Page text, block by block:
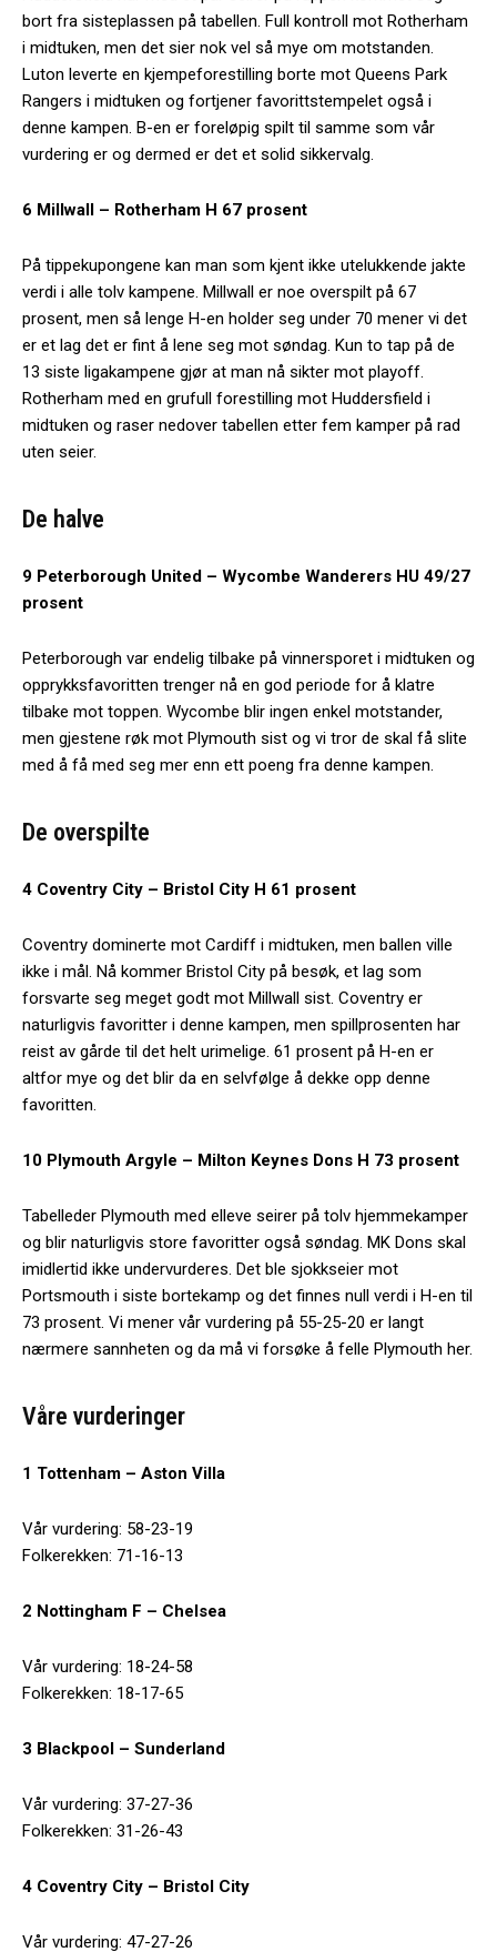
bort fra sisteplassen på tabellen. Full kontroll mot Rotherham
i midtuken, men det sier nok vel så mye om motstanden.
Luton leverte en kjempeforestilling borte mot Queens Park
Rangers i midtuken og fortjener favorittstempelet også i
denne kampen. B-en er foreløpig spilt til samme som vår
vurdering er og dermed er det et solid sikkervalg.
6 Millwall – Rotherham H 67 prosent
På tippekupongene kan man som kjent ikke utelukkende jakte
verdi i alle tolv kampene. Millwall er noe overspilt på 67
prosent, men så lenge H-en holder seg under 70 mener vi det
er et lag det er fint å lene seg mot søndag. Kun to tap på de
13 siste ligakampene gjør at man nå sikter mot playoff.
Rotherham med en grufull forestilling mot Huddersfield i
midtuken og raser nedover tabellen etter fem kamper på rad
uten seier.
De halve
9 Peterborough United – Wycombe Wanderers HU 49/27
prosent
Peterborough var endelig tilbake på vinnersporet i midtuken og
opprykksfavoritten trenger nå en god periode for å klatre
tilbake mot toppen. Wycombe blir ingen enkel motstander,
men gjestene røk mot Plymouth sist og vi tror de skal få slite
med å få med seg mer enn ett poeng fra denne kampen.
De overspilte
4 Coventry City – Bristol City H 61 prosent
Coventry dominerte mot Cardiff i midtuken, men ballen ville
ikke i mål. Nå kommer Bristol City på besøk, et lag som
forsvarte seg meget godt mot Millwall sist. Coventry er
naturligvis favoritter i denne kampen, men spillprosenten har
reist av gårde til det helt urimelige. 61 prosent på H-en er
altfor mye og det blir da en selvfølge å dekke opp denne
favoritten.
10 Plymouth Argyle – Milton Keynes Dons H 73 prosent
Tabelleder Plymouth med elleve seirer på tolv hjemmekamper
og blir naturligvis store favoritter også søndag. MK Dons skal
imidlertid ikke undervurderes. Det ble sjokkseier mot
Portsmouth i siste bortekamp og det finnes null verdi i H-en til
73 prosent. Vi mener vår vurdering på 55-25-20 er langt
nærmere sannheten og da må vi forsøke å felle Plymouth her.
Våre vurderinger
1 Tottenham – Aston Villa
Vår vurdering: 58-23-19
Folkerekken: 71-16-13
2 Nottingham F – Chelsea
Vår vurdering: 18-24-58
Folkerekken: 18-17-65
3 Blackpool – Sunderland
Vår vurdering: 37-27-36
Folkerekken: 31-26-43
4 Coventry City – Bristol City
Vår vurdering: 47-27-26